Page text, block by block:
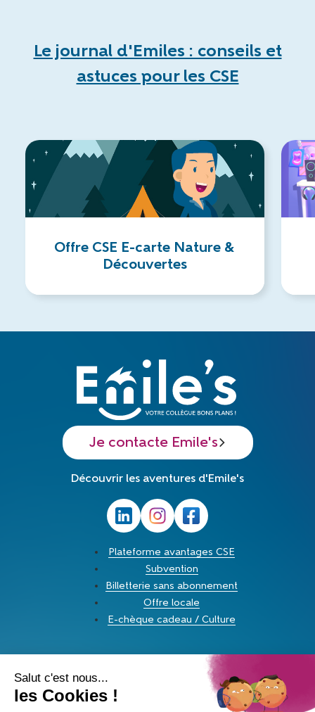
Le journal d'Emiles : conseils et
astuces pour les CSE
Offre CSE E-carte Nature &
Découvertes
Plateforme avantages CSE
Subvention
Billetterie sans abonnement
Offre locale
E-chèque cadeau / Culture
Voyage avec votre CSE: fonctionnement et
Les réductions du CSE: un avantage apprécié par les
Je contacte Emile's
Découvrir les aventures d'Emile's